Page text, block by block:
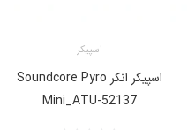
اسپیکر
اسپیکر انکر Soundcore Pyro
Mini_ATU-52137